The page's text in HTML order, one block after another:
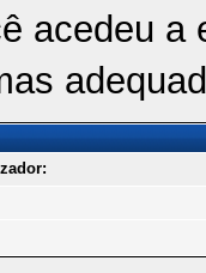
acedeu a